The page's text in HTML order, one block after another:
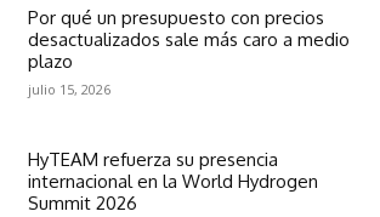
Por qué un presupuesto con precios
desactualizados sale más caro a medio
plazo
julio 15, 2026
HyTEAM refuerza su presencia
internacional en la World Hydrogen
Summit 2026